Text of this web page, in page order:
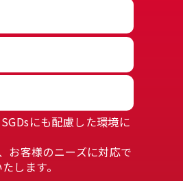
にも配慮した環境に
お客様のニーズに対応で
します。